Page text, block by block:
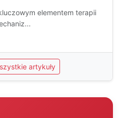
elementem terapii
artykuły